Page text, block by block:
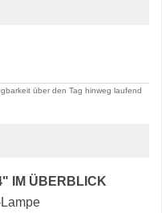
über den Tag hinweg laufend
IM ÜBERBLICK